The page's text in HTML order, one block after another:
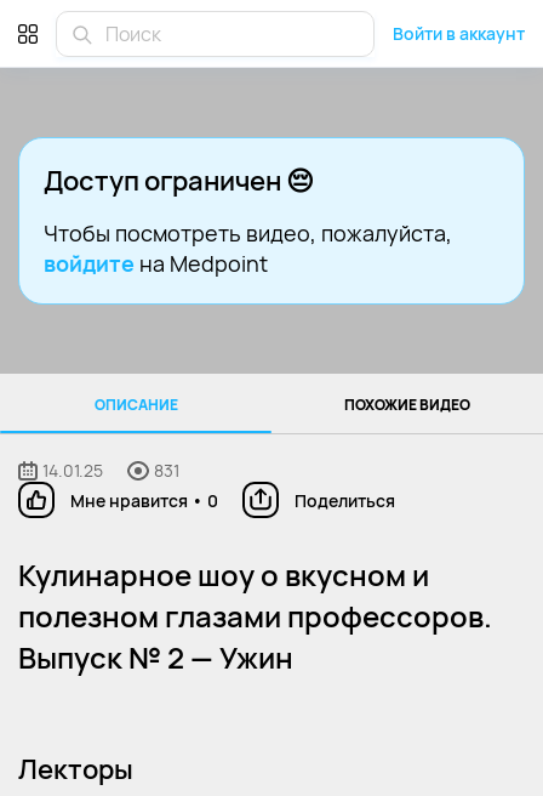
Войти в аккаунт
Доступ ограничен 😔
Чтобы посмотреть видео, пожалуйста,
войдите на Medpoint
ОПИСАНИЕ ПОХОЖИЕ ВИДЕО
14.01.25
831
Мне нравится • 0 Поделиться
Кулинарное шоу о вкусном и
полезном глазами профессоров.
Выпуск № 2 — Ужин
Лекторы